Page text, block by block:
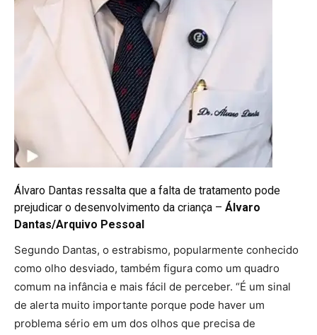
Álvaro Dantas ressalta que a falta de tratamento pode
prejudicar o desenvolvimento da criança – Álvaro
Dantas/Arquivo Pessoal
Segundo Dantas, o estrabismo, popularmente conhecido
como olho desviado, também figura como um quadro
comum na infância e mais fácil de perceber. “É um sinal
de alerta muito importante porque pode haver um
problema sério em um dos olhos que precisa de